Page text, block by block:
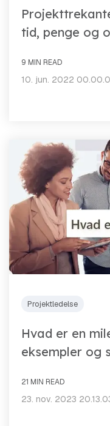
tid, penge og
9 MIN READ
10. jun. 2022
Projektledelse
Hvad er en
eksempler og
21 MIN READ
23. nov. 2023